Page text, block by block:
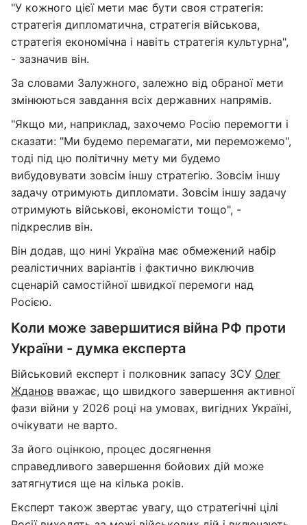
"У кожного цієї мети має бути своя стратегія:
стратегія дипломатична, стратегія військова,
стратегія економічна і навіть стратегія культурна",
- зазначив він.
За словами Залужного, залежно від обраної мети
змінюються завдання всіх державних напрямів.
"Якщо ми, наприклад, захочемо Росію перемогти і
сказати: "Ми будемо перемагати, ми переможемо",
тоді під цю політичну мету ми будемо
вибудовувати зовсім іншу стратегію. Зовсім іншу
задачу отримують дипломати. Зовсім іншу задачу
отримують військові, економісти тощо", -
підкреслив він.
Він додав, що нині Україна має обмежений набір
реалістичних варіантів і фактично виключив
сценарій самостійної швидкої перемоги над
Росією.
Коли може завершитися війна РФ проти
України - думка експерта
Військовий експерт і полковник запасу ЗСУ Олег
Жданов вважає, що швидкого завершення активної
фази війни у 2026 році на умовах, вигідних Україні,
очікувати не варто.
За його оцінкою, процес досягнення
справедливого завершення бойових дій може
затягнутися ще на кілька років.
Експерт також звертає увагу, що стратегічні цілі